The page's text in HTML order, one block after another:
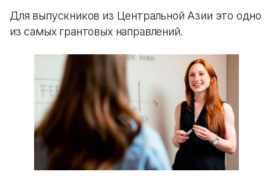
Для выпускников из Центральной Азии это одно
из самых грантовых направлений.